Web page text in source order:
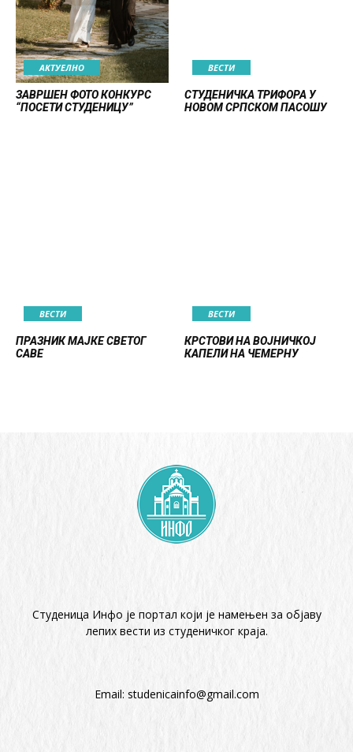
АКТУЕЛНО
ЗАВРШЕН ФОТО КОНКУРС
“ПОСЕТИ СТУДЕНИЦУ”
ВЕСТИ
СТУДЕНИЧКА ТРИФОРА У
НОВОМ СРПСКОМ ПАСОШУ
ВЕСТИ
ПРАЗНИК МАЈКЕ СВЕТОГ
САВЕ
ВЕСТИ
КРСТОВИ НА ВОЈНИЧКОЈ
КАПЕЛИ НА ЧЕМЕРНУ
Студеница Инфо је портал који је намењен за објaву
лепих вести из студеничког краја.
Email: studenicainfo@gmail.com